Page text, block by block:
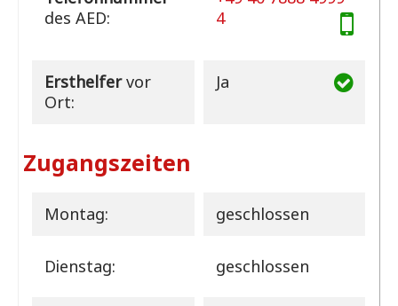
des AED:
4
Ersthelfervor
Ort:
Ja
Zugangszeiten
Montag: geschlossen
Dienstag: geschlossen